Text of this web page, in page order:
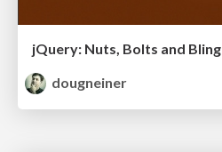
jQuery: Nuts, Bolts and Bling
dougneiner